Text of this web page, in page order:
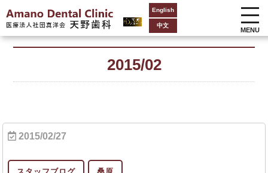
English
中文
MENU
2015/02
2015/02/27